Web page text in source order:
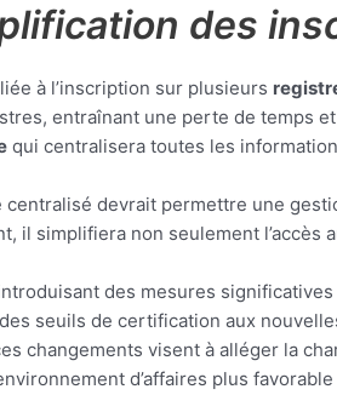
des
à l’inscription sur plusieurs
entraînant une perte de temps et
qui centralisera toutes les
centralisé devrait permettre une
il simplifiera non seulement
introduisant des mesures
seuils de certification aux
changements visent à alléger la
d’affaires plus